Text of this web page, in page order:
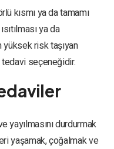
kısmı ya da tamamı
ya da
yüksek risk taşıyan
seçeneğidir.
yayılmasını durdurmak
yaşamak, çoğalmak ve